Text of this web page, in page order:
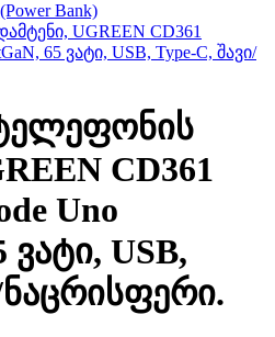
Bank)
UGREEN CD361
65 ვატი, USB, Type-C, შავი/
CD361
Uno
ვატი, USB,
ნაცრისფერი.